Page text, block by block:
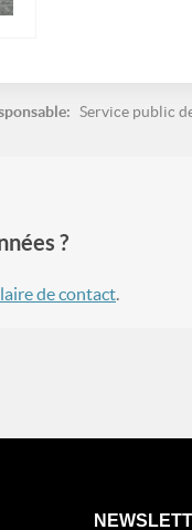
Service public
?
de contact.